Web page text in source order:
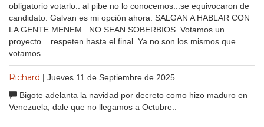
obligatorio votarlo.. al pibe no lo conocemos...se equivocaron de
candidato. Galvan es mi opción ahora. SALGAN A HABLAR CON
LA GENTE MENEM...NO SEAN SOBERBIOS. Votamos un
proyecto... respeten hasta el final. Ya no son los mismos que
votamos.
Richard | Jueves 11 de Septiembre de 2025
Bigote adelanta la navidad por decreto como hizo maduro en
Venezuela, dale que no llegamos a Octubre..